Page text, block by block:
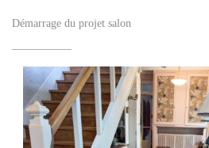
Démarrage du projet salon